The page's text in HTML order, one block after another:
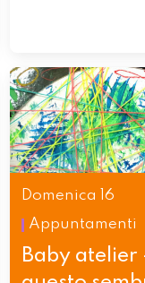
Domenica 16
Appuntamenti
Baby atelier